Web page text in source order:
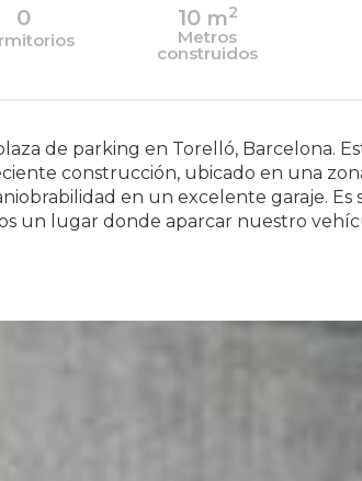
0 10m2
Metros
construidos
de parking en Torelló, Barcelona.
construcción, ubicado en una
en un excelente garaje. Es
un lugar donde aparcar nuestro